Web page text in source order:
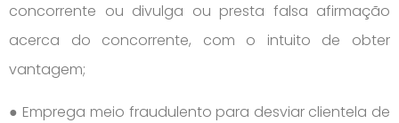
concorrente ou divulga ou presta falsa afirmação
acerca do concorrente, com o intuito de obter
vantagem;
● Emprega meio fraudulento para desviar clientela de